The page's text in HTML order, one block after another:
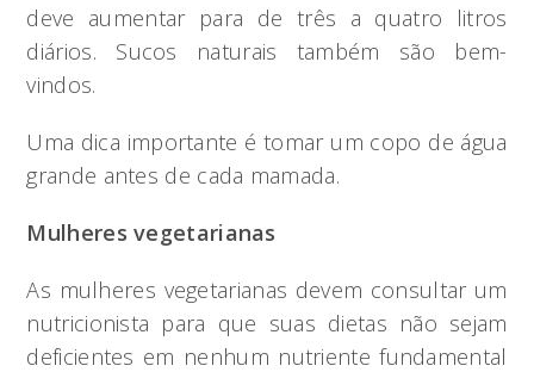
deve aumentar para de três a quatro litros
diários. Sucos naturais também são bem-
vindos.
Uma dica importante é tomar um copo de água
grande antes de cada mamada.
Mulheres vegetarianas
As mulheres vegetarianas devem consultar um
nutricionista para que suas dietas não sejam
deficientes em nenhum nutriente fundamental